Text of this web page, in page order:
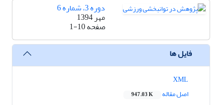
دوره 3، شماره 6
مهر 1394
صفحه1-10
فایل ها
اصل مقاله
947.03 K